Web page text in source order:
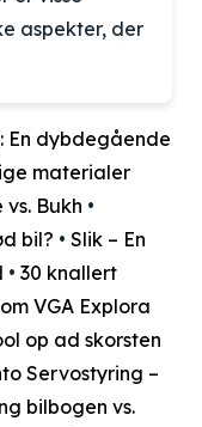
aspekter, der
En dybdegående
materialer
Bukh •
bil? • Slik – En
• 30 knallert
VGA Explora
op ad skorsten
Servostyring –
bilbogen vs.